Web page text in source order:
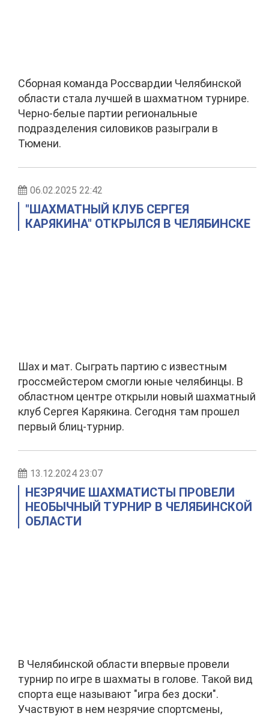
Сборная команда Россвардии Челябинской
области стала лучшей в шахматном турнире.
Черно-белые партии региональные
подразделения силовиков разыграли в
Тюмени.
06.02.2025 22:42
"ШАХМАТНЫЙ КЛУБ СЕРГЕЯ
КАРЯКИНА" ОТКРЫЛСЯ В ЧЕЛЯБИНСКЕ
Шах и мат. Сыграть партию с известным
гроссмейстером смогли юные челябинцы. В
областном центре открыли новый шахматный
клуб Сергея Карякина. Сегодня там прошел
первый блиц-турнир.
13.12.2024 23:07
НЕЗРЯЧИЕ ШАХМАТИСТЫ ПРОВЕЛИ
НЕОБЫЧНЫЙ ТУРНИР В ЧЕЛЯБИНСКОЙ
ОБЛАСТИ
В Челябинской области впервые провели
турнир по игре в шахматы в голове. Такой вид
спорта еще называют "игра без доски".
Участвуют в нем незрячие спортсмены,